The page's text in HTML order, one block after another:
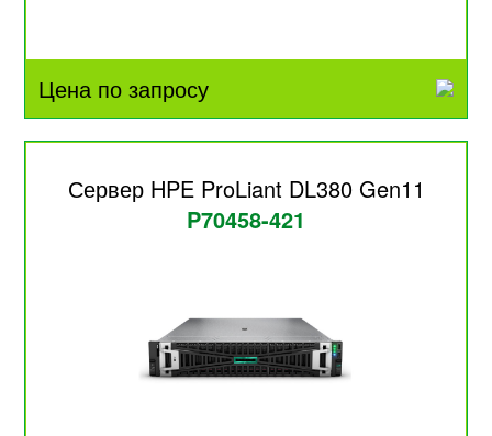
Цена по запросу
Сервер HPE ProLiant DL380 Gen11
P70458-421